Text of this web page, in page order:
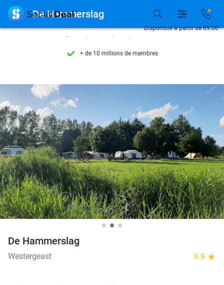
Disponible 7 jours par semaine
Disponible 7 jours par semaine
+ de 10 millions de membres
Disponible à partir de 09:00
 De Hammerslag
De Hammerslag
Westergeast 9.9 star